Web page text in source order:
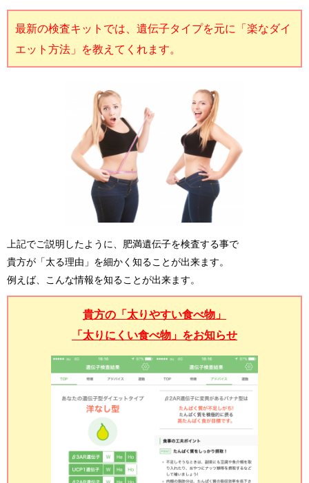
最新の検査キットでは、遺伝子タイプを元に「楽なダイ
エット方法」を教えてくれます。
上記でご説明したように、肥満遺伝子を検査する事で
貴方が「太る理由」を細かく知ることが出来ます。
例えば、こんな情報を知ることが出来ます。
貴方の「太りやすい食べ物」
「太りにくい食べ物」をお知らせ